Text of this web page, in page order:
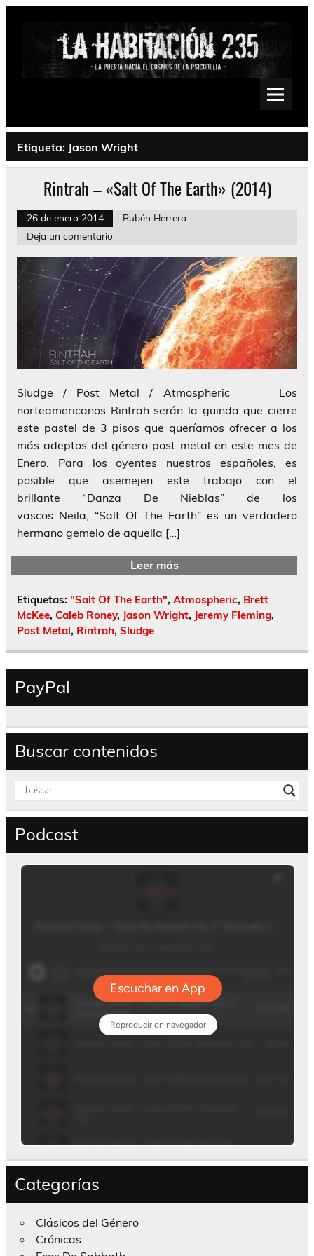
Saltar
Psychedelic, Stoner, Doom, Sludge, Fuzz, Space, Drone
Etiqueta: Jason Wright
Rintrah – «Salt Of The Earth» (2014)
26 de enero 2014
Rubén Herrera
Deja un comentario
Sludge / Post Metal / Atmospheric Los
norteamericanos Rintrah serán la guinda que cierre
este pastel de 3 pisos que queríamos ofrecer a los
más adeptos del género post metal en este mes de
Enero. Para los oyentes nuestros españoles, es
posible que asemejen este trabajo con el
brillante “Danza De Nieblas” de los
vascos Neila, “Salt Of The Earth” es un verdadero
hermano gemelo de aquella […]
Leer más
Etiquetas: "Salt Of The Earth", Atmospheric, Brett
McKee, Caleb Roney, Jason Wright, Jeremy Fleming,
Post Metal, Rintrah, Sludge
PayPal
Buscar contenidos
Podcast
Categorías
Clásicos del Género
Crónicas